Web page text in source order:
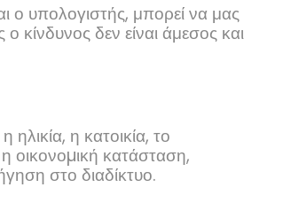
ο υπολογιστής, μπορεί να μας
κίνδυνος δεν είναι άμεσος και
η κατοικία, το
οικονοµική κατάσταση,
στο διαδίκτυο.